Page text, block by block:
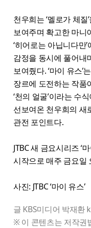
천우희는 ‘멜로가 체
보여주며 확고한 마니
‘히어로는 아닙니다만
감정을 동시에 풀어내
보여줬다. ‘마이 유스’
장르에 도전하는 작품
‘천의 얼굴’이라는 수
선보여온 천우희의 새
관전 포인트다.
JTBC 새 금요시리즈 ‘
시작으로 매주 금요일
사진: JTBC ‘마이 유스’
글 KBS미디어 박재
※ 이 콘텐츠는 저작권